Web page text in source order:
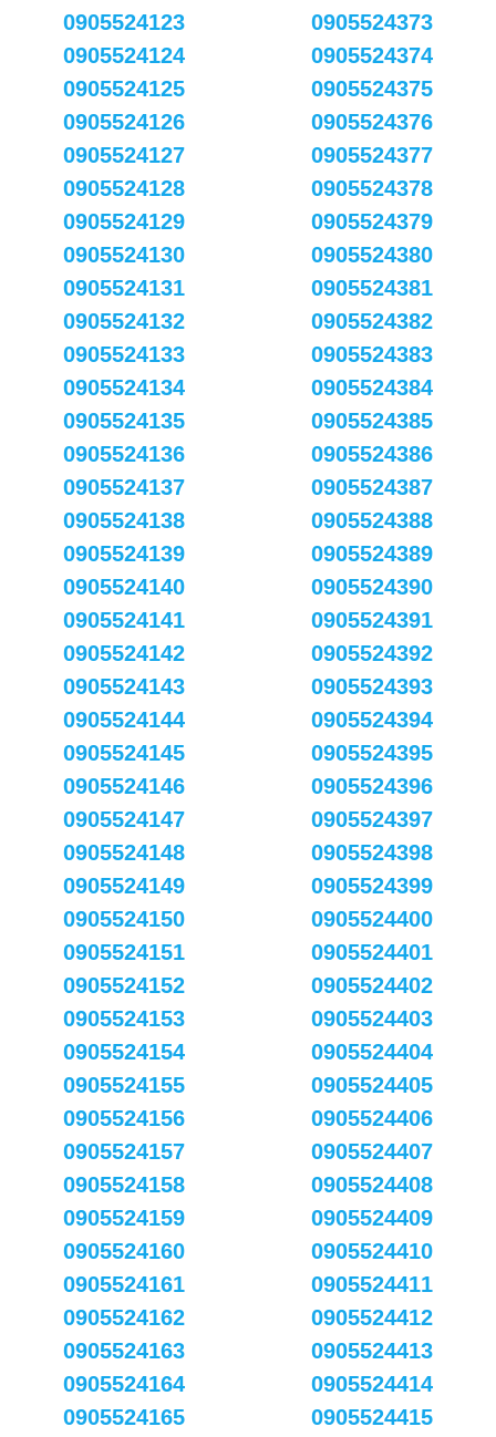
0905524123
0905524124
0905524125
0905524126
0905524127
0905524128
0905524129
0905524130
0905524131
0905524132
0905524133
0905524134
0905524135
0905524136
0905524137
0905524138
0905524139
0905524140
0905524141
0905524142
0905524143
0905524144
0905524145
0905524146
0905524147
0905524148
0905524149
0905524150
0905524151
0905524152
0905524153
0905524154
0905524155
0905524156
0905524157
0905524158
0905524159
0905524160
0905524161
0905524162
0905524163
0905524164
0905524165
0905524373
0905524374
0905524375
0905524376
0905524377
0905524378
0905524379
0905524380
0905524381
0905524382
0905524383
0905524384
0905524385
0905524386
0905524387
0905524388
0905524389
0905524390
0905524391
0905524392
0905524393
0905524394
0905524395
0905524396
0905524397
0905524398
0905524399
0905524400
0905524401
0905524402
0905524403
0905524404
0905524405
0905524406
0905524407
0905524408
0905524409
0905524410
0905524411
0905524412
0905524413
0905524414
0905524415